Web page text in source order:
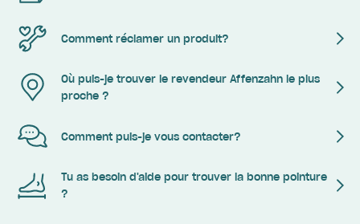
Comment réclamer un produit?
Où puis-je trouver le revendeur Affenzahn le plus
proche ?
Comment puis-je vous contacter?
Tu as besoin d'aide pour trouver la bonne pointure
?